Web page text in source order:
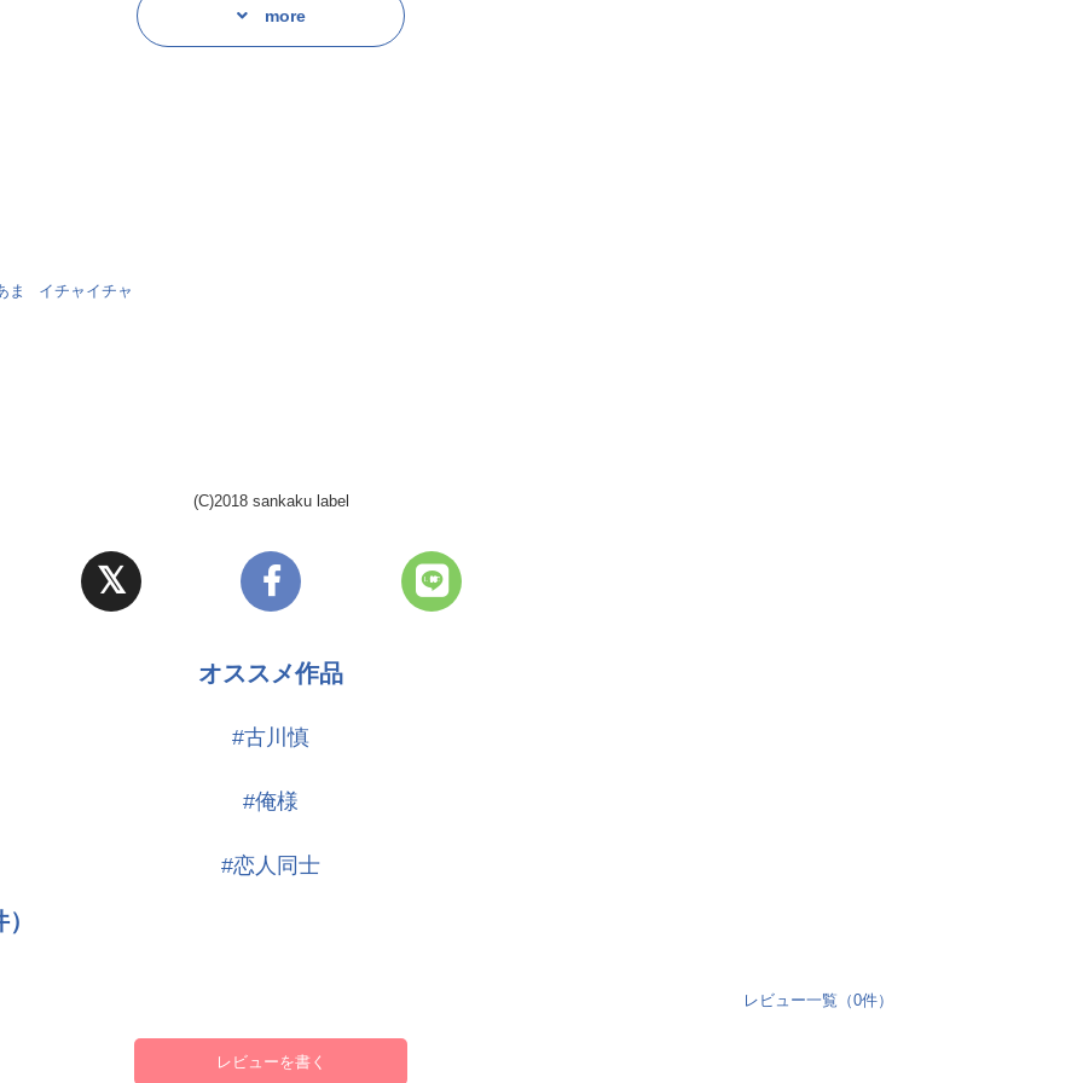
more
ま イチャイチャ
(C)2018 sankaku label
オススメ作品
#古川慎
#俺様
#恋人同士
レビュー一覧（0件）
レビューを書く